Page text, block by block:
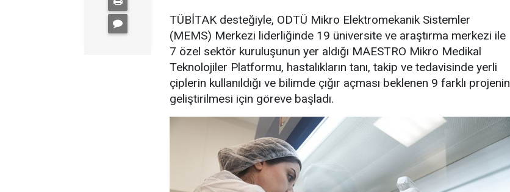
TÜBİTAK desteğiyle, ODTÜ Mikro Elektromekanik Sistemler
(MEMS) Merkezi liderliğinde 19 üniversite ve araştırma merkezi ile
7 özel sektör kuruluşunun yer aldığı MAESTRO Mikro Medikal
Teknolojiler Platformu, hastalıkların tanı, takip ve tedavisinde yerli
çiplerin kullanıldığı ve bilimde çığır açması beklenen 9 farklı projenin
geliştirilmesi için göreve başladı.